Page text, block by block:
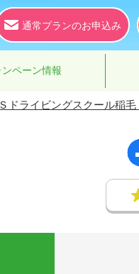
通常プランのお申込み
ンペーン情報
ドライビングスクール稲毛